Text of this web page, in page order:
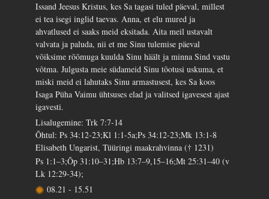
Issand Jeesus Kristus, kes Sa tagasi tuled päeval, millest
ei tea isegi inglid taevas. Anna, et elu mured ja
ahvatlused ei saaks meid eksitada. Aita meil ustavalt
valvata ja paluda, nii et me Sinu tulemise päeval
võiksime rõõmuga kuulda Sinu häält ja minna Sind vastu
võtma. Julgusta meie südameid Sinu tõotusi uskuma, et
miski meid ei lahutaks Sinu armastusest, kes Sa koos
Isaga Püha Vaimu ühtsuses elad ja valitsed igavesest ajast
igavesti.
Lisalugemine: Trk 7:7-14
Õhtul: Ps 34:12-23;Kl 1:1-5a;Ps 34:12-23;Mk 13:1-8
Elisabeth Ungarist, Tüüringi maakrahvinna († 1231)
Ps 1:1–3;Õp 31:10–31;Hb 13:7–9,15–16;Mt 25:31–40 (v
Lk 12:29-34);
08.21 - 15.51